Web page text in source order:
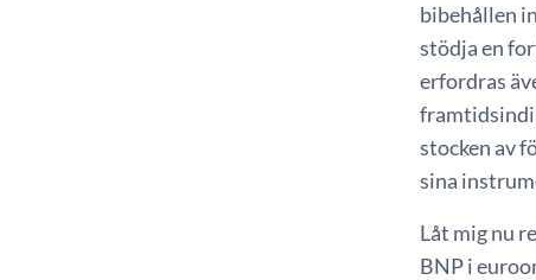
bibehållen
stödja en
erfordras
stocken av
sina
Låt mig nu
BNP i